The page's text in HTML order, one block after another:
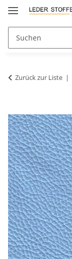
Zurück zur Liste